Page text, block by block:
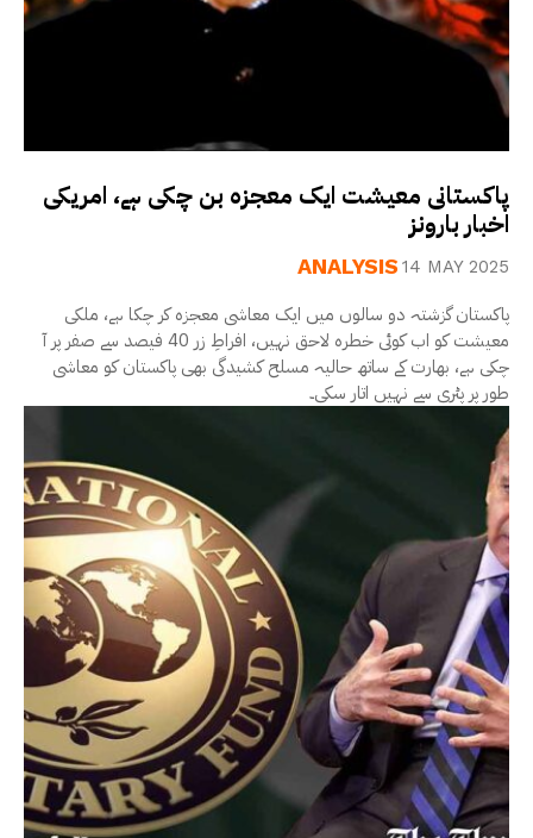
پاکستانی معیشت ایک معجزہ بن چکی ہے، امریکی
اخبار بارونز
ANALYSIS 14 MAY 2025
پاکستان گزشتہ دو سالوں میں ایک معاشی معجزہ کر چکا ہے، ملکی
معیشت کو اب کوئی خطرہ لاحق نہیں، افراطِ زر 40 فیصد سے صفر پر آ
چکی ہے، بھارت کے ساتھ حالیہ مسلح کشیدگی بھی پاکستان کو معاشی
طور پر پٹری سے نہیں اتار سکی۔